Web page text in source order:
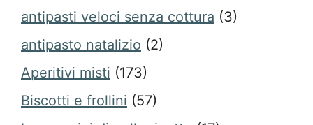
antipasti veloci senza cottura (3)
antipasto natalizio (2)
Aperitivi misti (173)
Biscotti e frollini (57)